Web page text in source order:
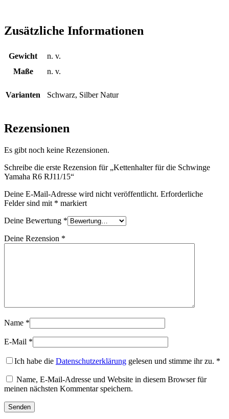
Zusätzliche Informationen
Gewicht
n. v.
Maße
n. v.
Varianten Schwarz, Silber Natur
Rezensionen
Es gibt noch keine Rezensionen.
Schreibe die erste Rezension für „Kettenhalter für die Schwinge
Yamaha R6 RJ11/15“
Deine E-Mail-Adresse wird nicht veröffentlicht. Erforderliche
Felder sind mit * markiert
Deine Bewertung *
Deine Rezension *
Name *
E-Mail *
Ich habe die Datenschutzerklärung gelesen und stimme ihr zu. *
Name, E-Mail-Adresse und Website in diesem Browser für
meinen nächsten Kommentar speichern.